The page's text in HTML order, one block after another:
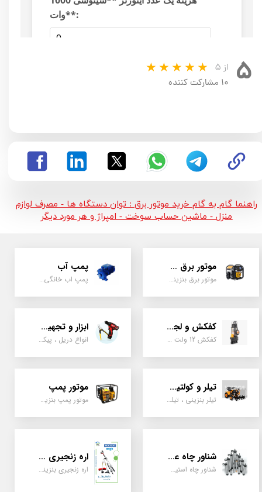
۵ از ۵
۱۰ مشارکت کننده
راهنما گام به گام خرید موتور برق : توان دستگاه ها - مصرف لوازم
منزل - ماشین حساب سوخت - امپراژ و هر مورد دیگر
موتور برق و ژنراتور
موتور برق بنزینی، دیزلی ، گازی ، سه گانه سوز
پمپ آب
پمپ اب خانگی، بشقابی ، جتی ، دو پروانه کشاورزی
کفکش و لجن کش
کفکش 12 ولت ، 220 ولت ، یک اینچ به بالا لجن کش کاتردار، لجن کش چدنی
ابزار و تجهیزات
انواع دریل ، پیکور، ابزارالات، سیل مکانیکی، قطعات پمپ
تیلر و کولتیواتور
تیلر بنزینی ، تیلر دیزل، تیلر چهار چرخ، تیلر مزرعه و کشاورزی
موتور پمپ
موتور پمپ بنزینی، دیزلی، نفتی ، یک اینچ به بالا
شناور چاه عمیق
شناور چاه استیل ، تک فاز و سه فاز، یک اینچ به بالا
اره زنجیری / علفتراش
اره زنجیری بنزینی ، علفتراش دو زمانه و چهار زمانه ، دوشی و پشتی